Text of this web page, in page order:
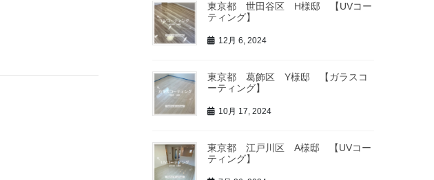
東京都 世田谷区 H様邸 【UVコー
ティング】
12月 6, 2024
東京都 葛飾区 Y様邸 【ガラスコ
ーティング】
10月 17, 2024
東京都 江戸川区 A様邸 【UVコー
ティング】